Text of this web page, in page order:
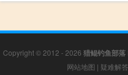
Copyright © 2012 - 2026 猎鲲钓鱼部落
网站地图 | 疑难解答